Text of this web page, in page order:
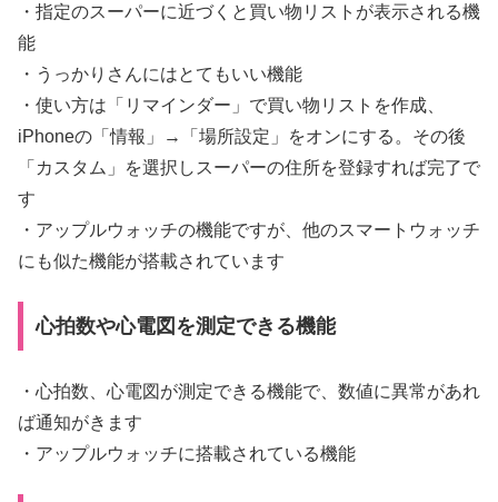
・指定のスーパーに近づくと買い物リストが表示される機
能
・うっかりさんにはとてもいい機能
・使い方は「リマインダー」で買い物リストを作成、
iPhoneの「情報」→「場所設定」をオンにする。その後
「カスタム」を選択しスーパーの住所を登録すれば完了で
す
・アップルウォッチの機能ですが、他のスマートウォッチ
にも似た機能が搭載されています
心拍数や心電図を測定できる機能
・心拍数、心電図が測定できる機能で、数値に異常があれ
ば通知がきます
・アップルウォッチに搭載されている機能